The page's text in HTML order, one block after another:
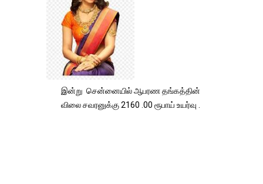
இன்று சென்னையில் ஆபரண தங்கத்தின்
விலை சவரனுக்கு 2160 .00 ரூபாய் உயர்வு .